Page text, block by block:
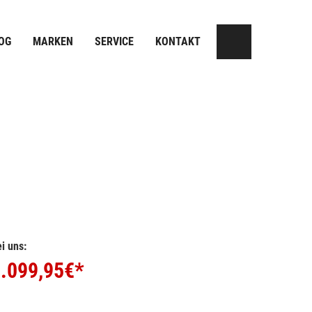
MARKEN SERVICE KONTAKT
uns:
€*